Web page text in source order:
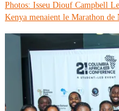
Photos: Isseu Diouf Campbell
Kenya menaient le Marathon de